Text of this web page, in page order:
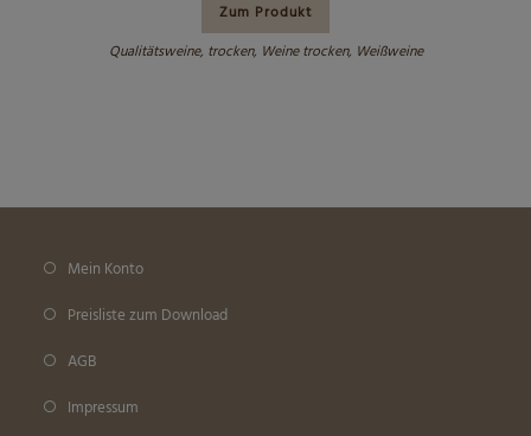
Zum Produkt
Qualitätsweine, trocken, Weine trocken, Weißweine
Mein Konto
Preisliste zum Download
AGB
Impressum